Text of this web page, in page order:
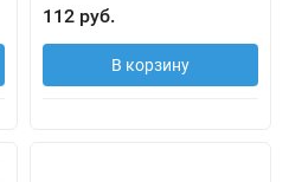
112 руб.
В корзину